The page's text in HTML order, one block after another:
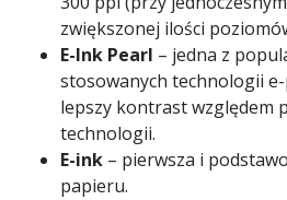
zwiększonej ilości
E-Ink Pearl – jedna z
stosowanych technologii
lepszy kontrast względem
technologii.
E-ink – pierwsza i
papieru.